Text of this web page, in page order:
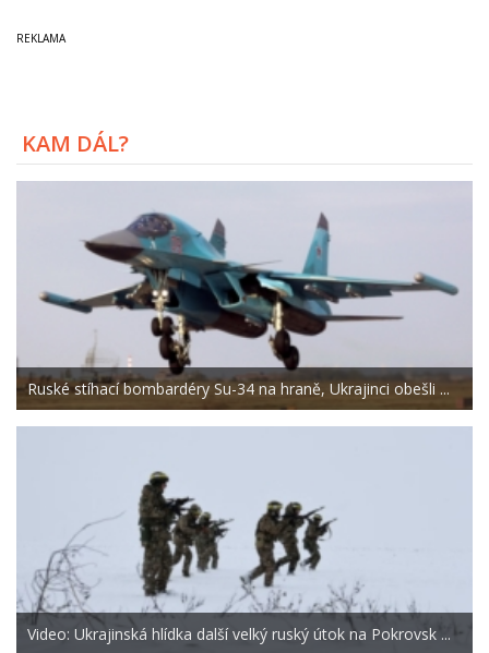
KAM DÁL?
Ruské stíhací bombardéry Su-34 na hraně, Ukrajinci obešli ...
Video: Ukrajinská hlídka další velký ruský útok na Pokrovsk ...